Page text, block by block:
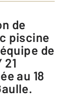
piscine
de
21
au 18